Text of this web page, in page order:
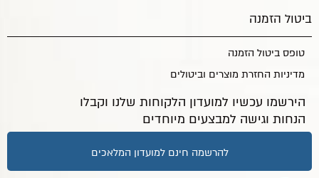
ביטול הזמנה
טופס ביטול הזמנה
מדיניות החזרת מוצרים וביטולים
הירשמו עכשיו למועדון הלקוחות שלנו וקבלו
הנחות וגישה למבצעים מיוחדים
להרשמה חינם למועדון המלאכים